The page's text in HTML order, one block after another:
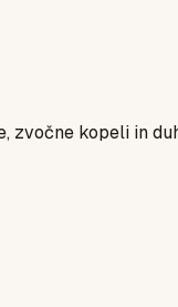
zvočne kopeli in